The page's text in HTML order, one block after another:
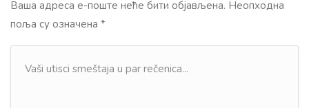
Ваша адреса е-поште неће бити објављена. Неопходна
поља су означена *